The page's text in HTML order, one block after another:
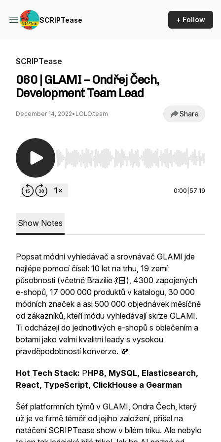
SCRIPTease + Follow
SCRIPTease
060 | GLAMI – Ondřej Čech,
Development Team Lead
December 14, 2022• LOLO.team Share
Use Left/Right to seek, Home/End to jump to
0:00 57:19
Show Notes
Popsat módní vyhledávač a srovnávač GLAMI jde
nejlépe pomocí čísel: 10 let na trhu, 19 zemí
působnosti (včetně Brazílie 💃🏻), 4300 zapojených
e-shopů, 17 000 000 produktů v katalogu, 30 000
módních značek a asi 500 000 objednávek měsíčně
od zákazníků, kteří módu vyhledávají skrze GLAMI.
Ti odcházejí do jednotlivých e-shopů s oblečením a
botami jako velmi kvalitní leady s vysokou
pravděpodobností konverze. 💸
Hot Tech Stack: PHP8, MySQL, Elasticsearch,
React, TypeScript, ClickHouse a Gearman
Šéf platformních týmů v GLAMI, Ondra Čech, který
už je ve firmě téměř od jejího založení, přišel na
natáčení SCRIPTease show v bílém triku. Ale nebylo